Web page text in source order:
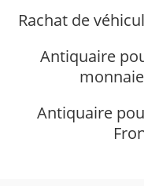
Rachat de
Antiquaire
Antiquaire